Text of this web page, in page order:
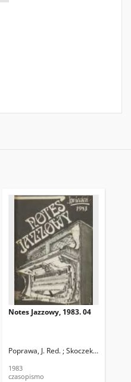
Skoczek, T. Red.
Notes Jazzowy, 1983. 04
Poprawa, J. Red. ; Skoczek T. Red.
1983
czasopismo